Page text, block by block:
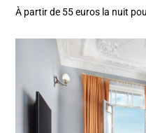
À partir de 55 euros la nuit